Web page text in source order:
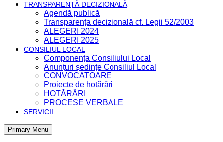
TRANSPARENȚĂ DECIZIONALĂ
Agendă publică
Transparența decizională cf. Legii 52/2003
ALEGERI 2024
ALEGERI 2025
CONSILIUL LOCAL
Componența Consiliului Local
Anunțuri ședințe Consiliul Local
CONVOCATOARE
Proiecte de hotărâri
HOTĂRÂRI
PROCESE VERBALE
SERVICII
Primary Menu